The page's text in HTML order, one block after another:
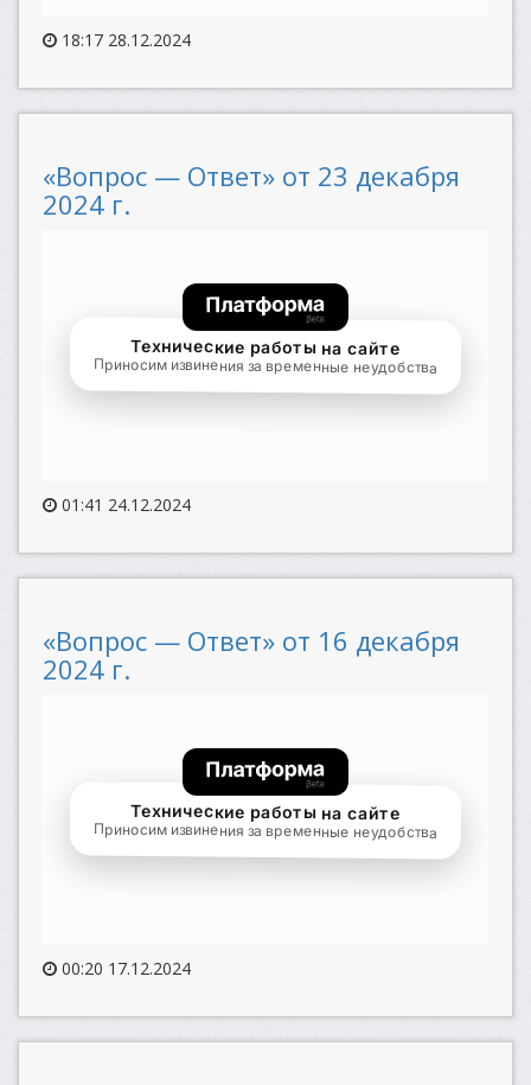
18:17 28.12.2024
«Вопрос — Ответ» от 23 декабря
2024 г.
01:41 24.12.2024
«Вопрос — Ответ» от 16 декабря
2024 г.
00:20 17.12.2024